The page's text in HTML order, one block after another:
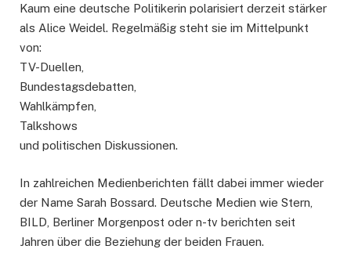
Kaum eine deutsche Politikerin polarisiert derzeit stärker
als Alice Weidel. Regelmäßig steht sie im Mittelpunkt
von:
TV-Duellen,
Bundestagsdebatten,
Wahlkämpfen,
Talkshows
und politischen Diskussionen.
In zahlreichen Medienberichten fällt dabei immer wieder
der Name Sarah Bossard. Deutsche Medien wie Stern,
BILD, Berliner Morgenpost oder n-tv berichten seit
Jahren über die Beziehung der beiden Frauen.